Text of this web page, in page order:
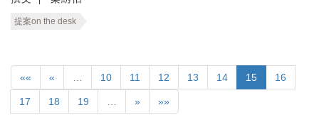
提案on the desk
«« « 10 11 12 13 14 15 16
17 18 19 » »»